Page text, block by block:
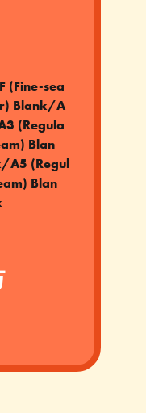
(Fine-sea
Blank/A
(Regula
Blan
A5 (Regul
Blan